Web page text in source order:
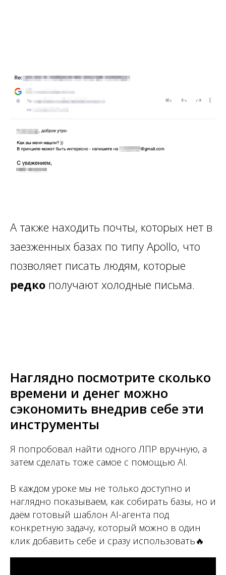
А также находить почты, которых нет в
заезженных базах по типу Apollo, что
позволяет писать людям, которые
редко получают холодные письма.
Наглядно посмотрите сколько
времени и денег можно
сэкономить внедрив себе эти
инструменты
Я попробовал найти одного ЛПР вручную, а
затем сделать тоже самое с помощью AI.
В каждом уроке мы не только доступно и
наглядно показываем, как собирать базы, но и
даём готовый шаблон AI-агента под
конкретную задачу, который можно в один
клик добавить себе и сразу использовать🔥